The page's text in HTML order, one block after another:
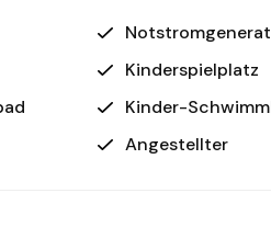
29km
sowie einen teilweisen
vereinbaren!
Kinderspielplatz
Kinder-
Angestellter